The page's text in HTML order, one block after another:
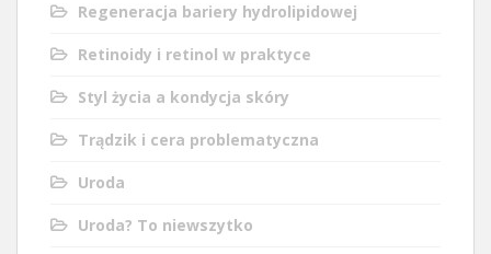
Regeneracja bariery hydrolipidowej
Retinoidy i retinol w praktyce
Styl życia a kondycja skóry
Trądzik i cera problematyczna
Uroda
Uroda? To niewszytko